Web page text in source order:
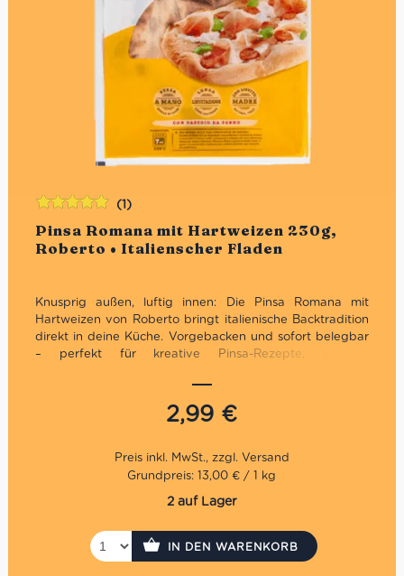
Pinsa Romana mit Hartweizen 230g,
Roberto • Italienscher Fladen
(1)
Knusprig außen, luftig innen: Die Pinsa Romana mit
Hartweizen von Roberto bringt italienische Backtradition
direkt in deine Küche. Vorgebacken und sofort belegbar
– perfekt für kreative Pinsa-Rezepte, schnelle
2,99 €
Bewertet
mit5.00 von
5
Grundpreis: 13,00 € / 1 kg
2 auf Lager
IN DEN WARENKORB